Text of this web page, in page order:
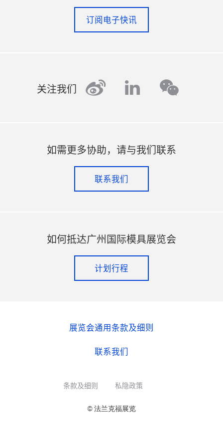
订阅电子快讯
关注我们 weibolinkedinwechat
如需更多协助，请与我们联系
联系我们
如何抵达广州国际模具展览会
计划行程
展览会通用条款及细则
联系我们
条款及细则 私隐政策
© 法兰克福展览